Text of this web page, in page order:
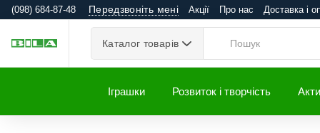
(098) 684-87-48 Передзвоніть мені Акції Про нас Доставка і
Каталог товарів
Іграшки Розвиток і творчість